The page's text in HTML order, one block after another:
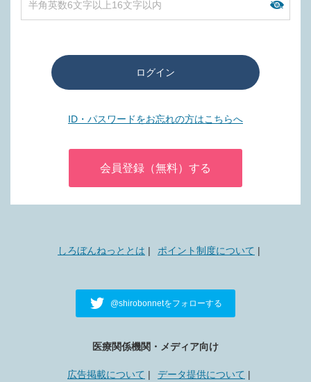
ログイン
ID・パスワードをお忘れの方はこちらへ
会員登録（無料）する
しろぼんねっととは ポイント制度について
@shirobonnetをフォローする
医療関係機関・メディア向け
広告掲載について データ提供について